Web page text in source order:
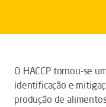
O HACCP tornou-se
identificação e
produção de